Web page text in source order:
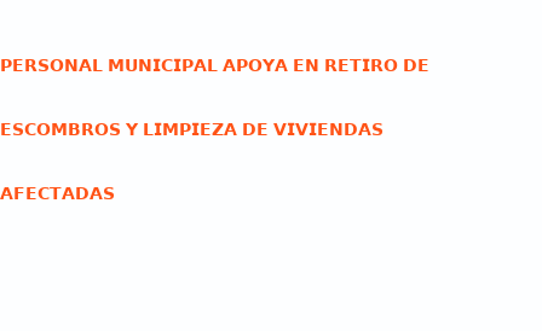
𝗣𝗘𝗥𝗦𝗢𝗡𝗔𝗟 𝗠𝗨𝗡𝗜𝗖𝗜𝗣𝗔𝗟 𝗔𝗣𝗢𝗬𝗔 𝗘𝗡 𝗥𝗘𝗧𝗜𝗥𝗢 𝗗𝗘
𝗘𝗦𝗖𝗢𝗠𝗕𝗥𝗢𝗦 𝗬 𝗟𝗜𝗠𝗣𝗜𝗘𝗭𝗔 𝗗𝗘 𝗩𝗜𝗩𝗜𝗘𝗡𝗗𝗔𝗦
𝗔𝗙𝗘𝗖𝗧𝗔𝗗𝗔𝗦